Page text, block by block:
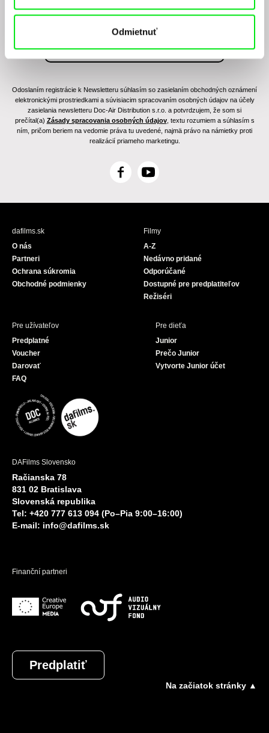
Odmietnuť
Odoslaním registrácie k Newsletteru súhlasím so zasielaním obchodných oznámení
elektronickými prostriedkami a súvisiacim spracovaním osobných údajov na účely
zasielania newsletteru Doc-Air Distribution s.r.o. a potvrdzujem, že som si
prečítal(a) Zásady spracovania osobných údajov, textu rozumiem a súhlasím s
ním, pričom beriem na vedomie práva tu uvedené, najmä právo na námietky proti
realizácií priameho marketingu.
F
c
Y
u
e
dafilms.sk
O nás
Partneri
Ochrana súkromia
Obchodné podmienky
Filmy
A-Z
Nedávno pridané
Odporúčané
Dostupné pre predplatiteľov
Režiséri
Pre užívateľov
Predplatné
Voucher
Darovať
FAQ
Pre dieťa
Junior
Prečo Junior
Vytvorte Junior účet
DAFilms Slovensko
Račianska 78
831 02 Bratislava
Slovenská republika
Tel: +420 777 613 094 (Po–Pia 9:00–16:00)
E-mail: info@dafilms.sk
Finanční partneri
Predplatiť
Na začiatok stránky ▲